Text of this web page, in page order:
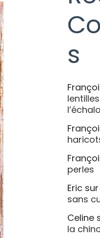
s
perles
Eric sur
sans
Celine
la